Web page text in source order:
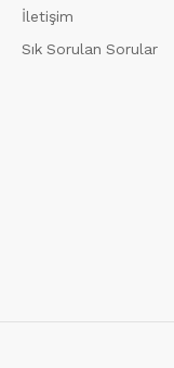
İletişim
Sık Sorulan Sorular